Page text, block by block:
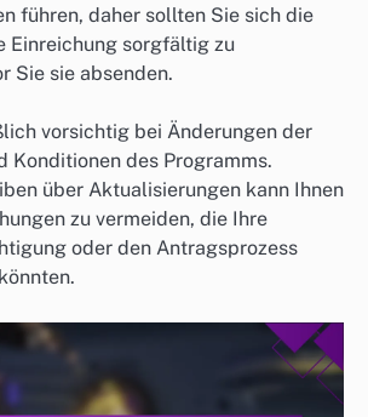
führen, daher sollten Sie sich die
Einreichung sorgfältig zu
Sie sie absenden.
vorsichtig bei Änderungen der
Konditionen des Programms.
über Aktualisierungen kann Ihnen
zu vermeiden, die Ihre
oder den Antragsprozess